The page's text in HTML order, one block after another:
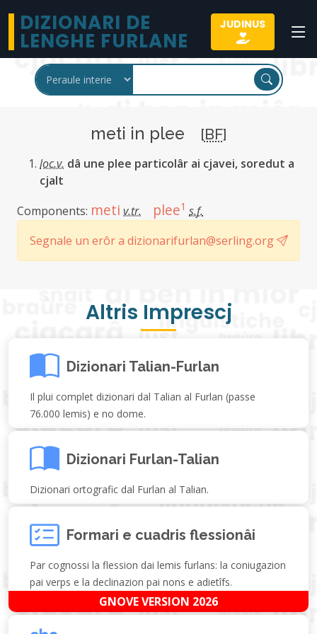
DIZIONARI DE
LENGHE FURLANE
JUDINUS
meti in plee [BF]
loc.v. dâ une plee particolâr ai cjavei, soredut a
cjalt
Components: meti v.tr. plee1 s.f.
Segnale un erôr a dizionarifurlan@serling.org
Altris Imprescj
Dizionari Talian-Furlan
Il plui complet dizionari dal Talian al Furlan (passe
76.000 lemis) e no dome.
Dizionari Furlan-Talian
Dizionari ortografic dal Furlan al Talian.
Formari e cuadris flessionâi
Par cognossi la flession dai lemis furlans: la coniugazion
pai verps e la declinazion pai nons e adietîfs.
GNOVE VERSION 2026